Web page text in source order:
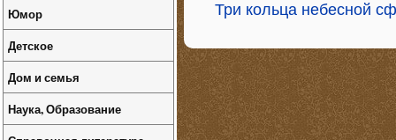
Три кольца небесной
Юмор
Детское
Дом и семья
Наука, Образование